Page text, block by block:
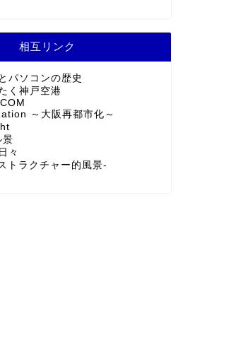
相互リンク
パソコンの歴史
く神戸空港
～大阪再都市化～
景
々
トラクチャー的風景-